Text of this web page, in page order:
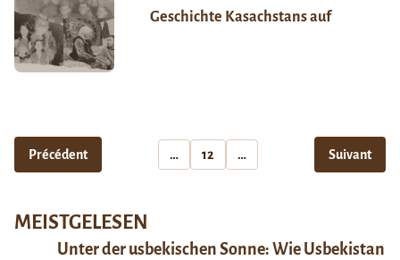
Geschichte Kasachstans auf
Précédent … 12 … Suivant
MEISTGELESEN
Unter der usbekischen Sonne: Wie Usbekistan